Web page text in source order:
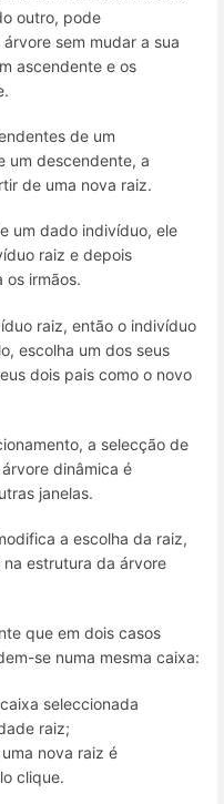
outro, pode
sem mudar a sua
ascendente e os
de um
um descendente, a
de uma nova raiz.
um dado indivíduo, ele
raiz e depois
os irmãos.
raiz, então o indivíduo
escolha um dos seus
dois pais como o novo
a selecção de
dinâmica é
janelas.
a escolha da raiz,
estrutura da árvore
que em dois casos
se numa mesma caixa:
seleccionada
raiz;
nova raiz é
clique.